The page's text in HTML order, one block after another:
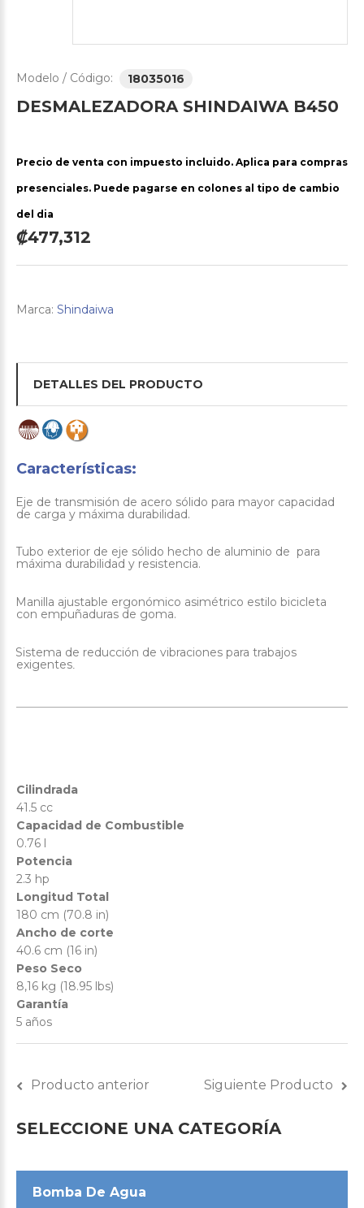
Modelo / Código: 18035016
DESMALEZADORA SHINDAIWA B450
Precio de venta con impuesto incluido. Aplica para compras
presenciales. Puede pagarse en colones al tipo de cambio
del dia
₡477,312
Marca: Shindaiwa
DETALLES DEL PRODUCTO
Características:
Eje de transmisión de acero sólido para mayor capacidad
de carga y máxima durabilidad.
Tubo exterior de eje sólido hecho de aluminio de para
máxima durabilidad y resistencia.
Manilla ajustable ergonómico asimétrico estilo bicicleta
con empuñaduras de goma.
Sistema de reducción de vibraciones para trabajos
exigentes
Cilindrada
41.5 cc
Capacidad de Combustible
0.76 l
Potencia
2.3 hp
Longitud Total
180 cm (70.8 in)
Ancho de corte
40.6 cm (16 in)
Peso Seco
8,16 kg (18.95 lbs)
Garantía
5 años
Producto anterior Siguiente Producto
SELECCIONE UNA CATEGORÍA
Bomba De Agua